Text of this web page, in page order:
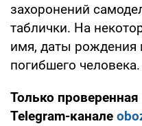
захоронений
таблички. На
имя, даты рождения
погибшего человека.
Только
Telegram-канале